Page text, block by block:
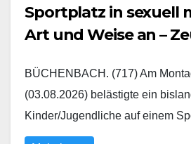
Sportplatz in sexuell
Art und Weise an –
BÜCHENBACH. (717) Am
(03.08.2026) belästigte ein
Kinder/Jugendliche auf einem